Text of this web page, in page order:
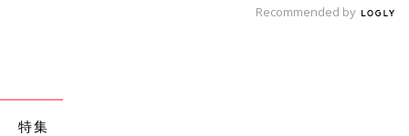
Recommended by
特集